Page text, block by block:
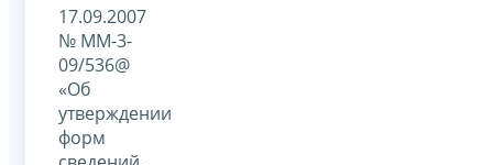
17.09.2007
№ ММ-3-
09/536@
«Об
утверждении
форм